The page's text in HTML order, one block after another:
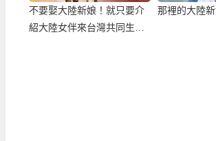
不要娶大陸新娘！就只要介
紹大陸女伴來台灣共同生
那裡的大陸